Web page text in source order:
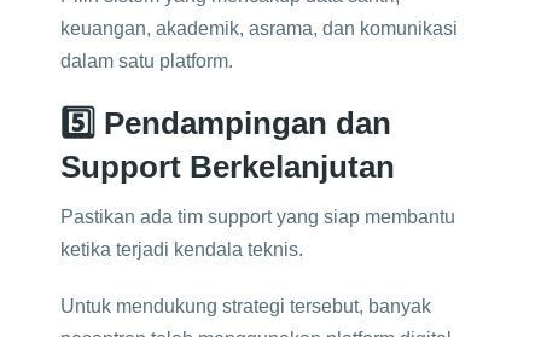
keuangan, akademik, asrama, dan komunikasi
dalam satu platform.
5️⃣ Pendampingan dan
Support Berkelanjutan
Pastikan ada tim support yang siap membantu
ketika terjadi kendala teknis.
Untuk mendukung strategi tersebut, banyak